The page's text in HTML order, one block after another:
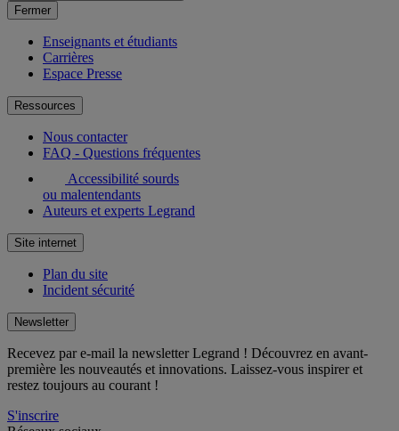
Fermer
Enseignants et étudiants
Carrières
Espace Presse
Ressources
Nous contacter
FAQ - Questions fréquentes
Accessibilité sourds
ou malentendants
Auteurs et experts Legrand
Site internet
Plan du site
Incident sécurité
Newsletter
Recevez par e-mail la newsletter Legrand ! Découvrez en avant-
première les nouveautés et innovations. Laissez-vous inspirer et
restez toujours au courant !
S'inscrire